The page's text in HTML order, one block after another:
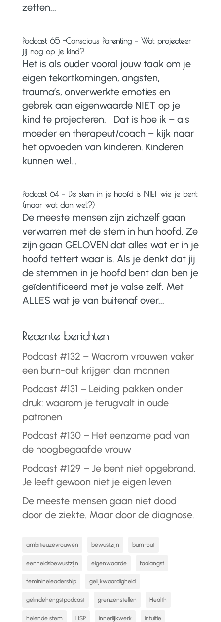
zetten...
Podcast 65 -Conscious Parenting – Wat projecteer
jij nog op je kind?
Het is als ouder vooral jouw taak om je
eigen tekortkomingen, angsten,
trauma’s, onverwerkte emoties en
gebrek aan eigenwaarde NIET op je
kind te projecteren. Dat is hoe ik – als
moeder en therapeut/coach – kijk naar
het opvoeden van kinderen. Kinderen
kunnen wel...
Podcast 64 – De stem in je hoofd is NIET wie je bent
(maar wat dan wel?)
De meeste mensen zijn zichzelf gaan
verwarren met de stem in hun hoofd. Ze
zijn gaan GELOVEN dat alles wat er in je
hoofd tettert waar is. Als je denkt dat jij
de stemmen in je hoofd bent dan ben je
geïdentificeerd met je valse zelf. Met
ALLES wat je van buitenaf over...
Recente berichten
Podcast #132 – Waarom vrouwen vaker
een burn-out krijgen dan mannen
Podcast #131 – Leiding pakken onder
druk: waarom je terugvalt in oude
patronen
Podcast #130 – Het eenzame pad van
de hoogbegaafde vrouw
Podcast #129 – Je bent niet opgebrand.
Je leeft gewoon niet je eigen leven
De meeste mensen gaan niet dood
door de ziekte. Maar door de diagnose.
ambitieuzevrouwen bewustzijn burn-out
eenheidsbewustzijn eigenwaarde faalangst
feminineleadership gelijkwaardigheid
gelindehengstpodcast grenzenstellen Health
helende stem HSP innerlijkwerk intuitie